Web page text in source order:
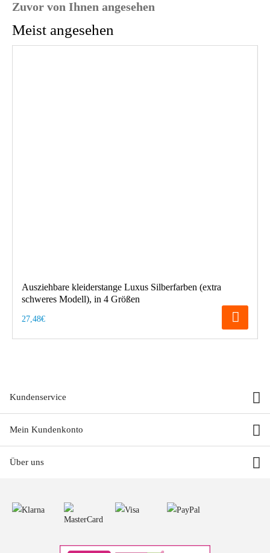
Zuvor von Ihnen angesehen
Meist angesehen
Ausziehbare kleiderstange Luxus Silberfarben (extra
schweres Modell), in 4 Größen
27,48€
Kundenservice
Mein Kundenkonto
Über uns